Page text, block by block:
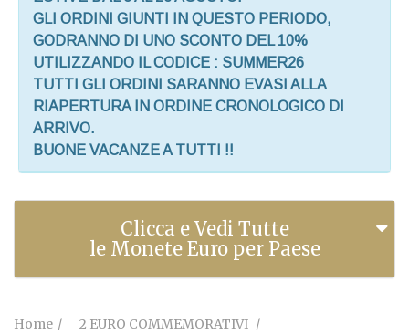
GLI ORDINI GIUNTI IN QUESTO PERIODO,
GODRANNO DI UNO SCONTO DEL 10%
UTILIZZANDO IL CODICE : SUMMER26
TUTTI GLI ORDINI SARANNO EVASI ALLA
RIAPERTURA IN ORDINE CRONOLOGICO DI
ARRIVO.
BUONE VACANZE A TUTTI !!
Clicca e Vedi Tutte
le Monete Euro per Paese
Home 2 EURO COMMEMORATIVI